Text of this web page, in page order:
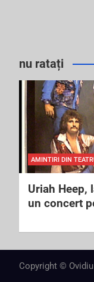
nu ratați
AMINTIRI DIN
Uriah Heep,
un concert
Copyright ©